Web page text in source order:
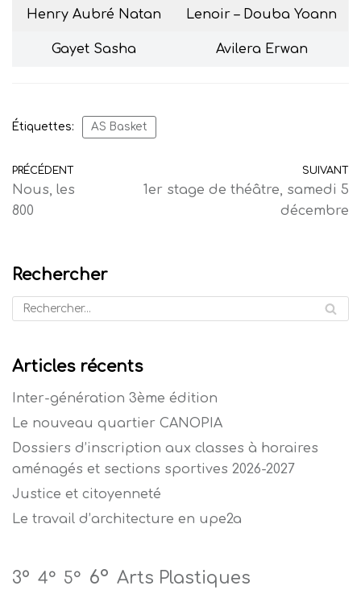
Henry Aubré Natan Lenoir – Douba Yoann
Gayet Sasha Avilera Erwan
Étiquettes: AS Basket
PRÉCÉDENT
Nous, les
800
SUIVANT
1er stage de théâtre, samedi 5
décembre
Rechercher
Articles récents
Inter-génération 3ème édition
Le nouveau quartier CANOPIA
Dossiers d’inscription aux classes à horaires
aménagés et sections sportives 2026-2027
Justice et citoyenneté
Le travail d’architecture en upe2a
3° 4° 5° 6° Arts Plastiques